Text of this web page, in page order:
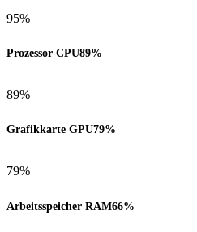
95%
Prozessor CPU89%
89%
Grafikkarte GPU79%
79%
Arbeitsspeicher RAM66%